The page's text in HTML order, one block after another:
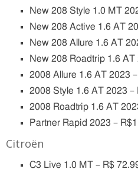
New 208 Style 1.0 MT
New 208 Active 1.6 AT
New 208 Allure 1.6 AT
New 208 Roadtrip 1.6 AT
2008 Allure 1.6 AT 2023
2008 Style 1.6 AT 2023 –
2008 Roadtrip 1.6 AT
Partner Rapid 2023 –
Citroën
C3 Live 1.0 MT – R$